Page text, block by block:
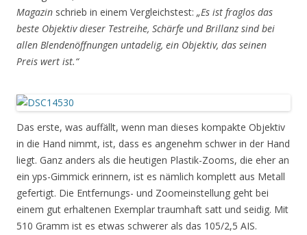
Magazin schrieb in einem Vergleichstest: „Es ist fraglos das
beste Objektiv dieser Testreihe, Schärfe und Brillanz sind bei
allen Blendenöffnungen untadelig, ein Objektiv, das seinen
Preis wert ist.“
Das erste, was auffällt, wenn man dieses kompakte Objektiv
in die Hand nimmt, ist, dass es angenehm schwer in der Hand
liegt. Ganz anders als die heutigen Plastik-Zooms, die eher an
ein yps-Gimmick erinnern, ist es nämlich komplett aus Metall
gefertigt. Die Entfernungs- und Zoomeinstellung geht bei
einem gut erhaltenen Exemplar traumhaft satt und seidig. Mit
510 Gramm ist es etwas schwerer als das 105/2,5 AIS.